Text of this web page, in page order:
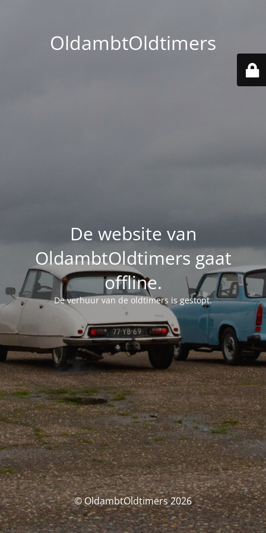
OldambtOldtimers
De website van
OldambtOldtimers gaat
offline.
De verhuur van de oldtimers is gestopt.
© OldambtOldtimers 2026